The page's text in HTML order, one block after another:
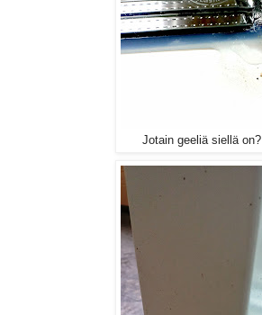
Jotain geeliä siellä on?